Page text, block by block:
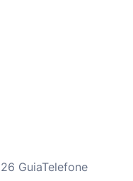
GuiaTelefone